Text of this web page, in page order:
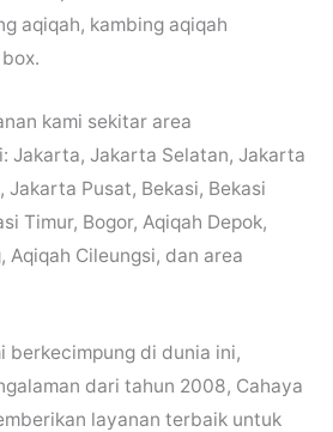
aqiqah, kambing aqiqah
kami sekitar area
Jakarta, Jakarta Selatan, Jakarta
Pusat, Bekasi, Bekasi
Timur, Bogor, Aqiqah Depok,
Aqiqah Cileungsi, dan area
berkecimpung di dunia ini,
dari tahun 2008, Cahaya
layanan terbaik untuk